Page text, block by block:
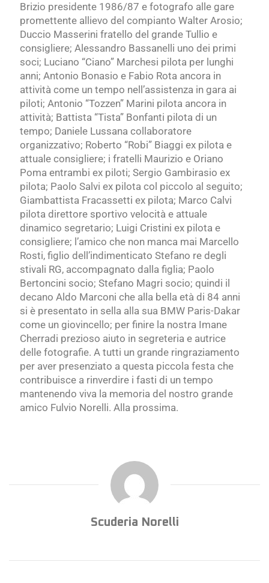
Brizio presidente 1986/87 e fotografo alle gare
promettente allievo del compianto Walter Arosio;
Duccio Masserini fratello del grande Tullio e
consigliere; Alessandro Bassanelli uno dei primi
soci; Luciano “Ciano” Marchesi pilota per lunghi
anni; Antonio Bonasio e Fabio Rota ancora in
attività come un tempo nell’assistenza in gara ai
piloti; Antonio “Tozzen” Marini pilota ancora in
attività; Battista “Tista” Bonfanti pilota di un
tempo; Daniele Lussana collaboratore
organizzativo; Roberto “Robi” Biaggi ex pilota e
attuale consigliere; i fratelli Maurizio e Oriano
Poma entrambi ex piloti; Sergio Gambirasio ex
pilota; Paolo Salvi ex pilota col piccolo al seguito;
Giambattista Fracassetti ex pilota; Marco Calvi
pilota direttore sportivo velocità e attuale
dinamico segretario; Luigi Cristini ex pilota e
consigliere; l’amico che non manca mai Marcello
Rosti, figlio dell’indimenticato Stefano re degli
stivali RG, accompagnato dalla figlia; Paolo
Bertoncini socio; Stefano Magri socio; quindi il
decano Aldo Marconi che alla bella età di 84 anni
si è presentato in sella alla sua BMW Paris-Dakar
come un giovincello; per finire la nostra Imane
Cherradi prezioso aiuto in segreteria e autrice
delle fotografie. A tutti un grande ringraziamento
per aver presenziato a questa piccola festa che
contribuisce a rinverdire i fasti di un tempo
mantenendo viva la memoria del nostro grande
amico Fulvio Norelli. Alla prossima.
Scuderia Norelli